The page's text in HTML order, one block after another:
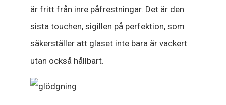
är fritt från inre påfrestningar. Det är den
sista touchen, sigillen på perfektion, som
säkerställer att glaset inte bara är vackert
utan också hållbart.